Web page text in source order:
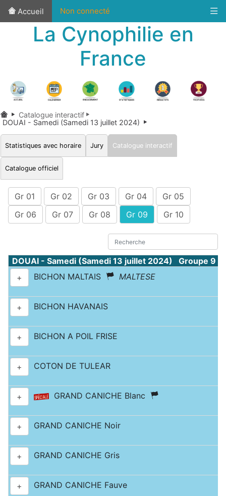
Accueil Non connecté
La Cynophilie en
France
Catalogue interactif
DOUAI - Samedi (Samedi 13 juillet 2024)
Statistiques avec horaire Jury Catalogue interactif
Catalogue officiel
Gr 01 Gr 02 Gr 03 Gr 04
Gr 05
Gr 06
Gr 07 Gr 08 Gr 09 Gr 10
DOUAI - Samedi (Samedi 13 juillet 2024) Groupe 9
+
BICHON MALTAIS MALTESE
+ BICHON HAVANAIS
+ BICHON A POIL FRISE
+ COTON DE TULEAR
+ GRAND CANICHE Blanc
+ GRAND CANICHE Noir
+ GRAND CANICHE Gris
+ GRAND CANICHE Fauve